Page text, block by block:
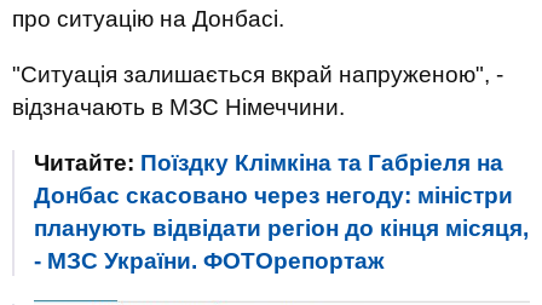
про ситуацію на Донбасі.
"Ситуація залишається вкрай напруженою", -
відзначають в МЗС Німеччини.
Читайте: Поїздку Клімкіна та Габріеля на
Донбас скасовано через негоду: міністри
планують відвідати регіон до кінця місяця,
- МЗС України. ФОТОрепортаж